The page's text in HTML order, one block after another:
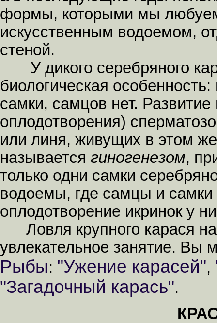
формы, которыми мы
искусственным водоемом,
стеной.
У дикого серебряного
биологическая
самки, самцов нет.
оплодотворения)
или линя, живущих в этом
называется гиногенезом,
только одни самки
водоемы, где самцы и самки
оплодотворение икринок у
Ловля крупного карася на
увлекательное занятие. Вы
Рыбы: "Ужение карасей",
"Загадочный карась".